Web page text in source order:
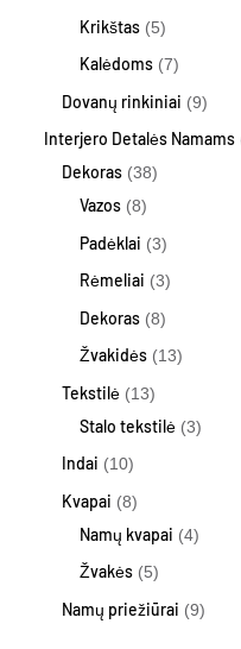
Krikštas 5
Kalėdoms 7
Dovanų rinkiniai 9
Interjero Detalės Namams
Dekoras 38
Vazos 8
Padėklai 3
Rėmeliai 3
Dekoras 8
Žvakidės 13
Tekstilė 13
Stalo tekstilė 3
Indai 10
Kvapai 8
Namų kvapai 4
Žvakės 5
Namų priežiūrai 9